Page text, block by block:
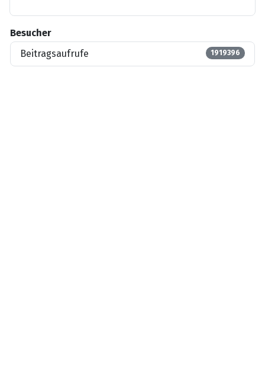
Besucher
Beitragsaufrufe
1919396